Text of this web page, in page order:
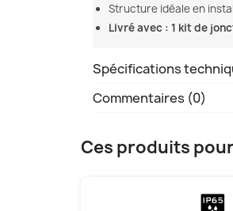
Structure idéale en
Livré avec : 1 kit de
Spécifications
Commentaires (0)
Ces produits